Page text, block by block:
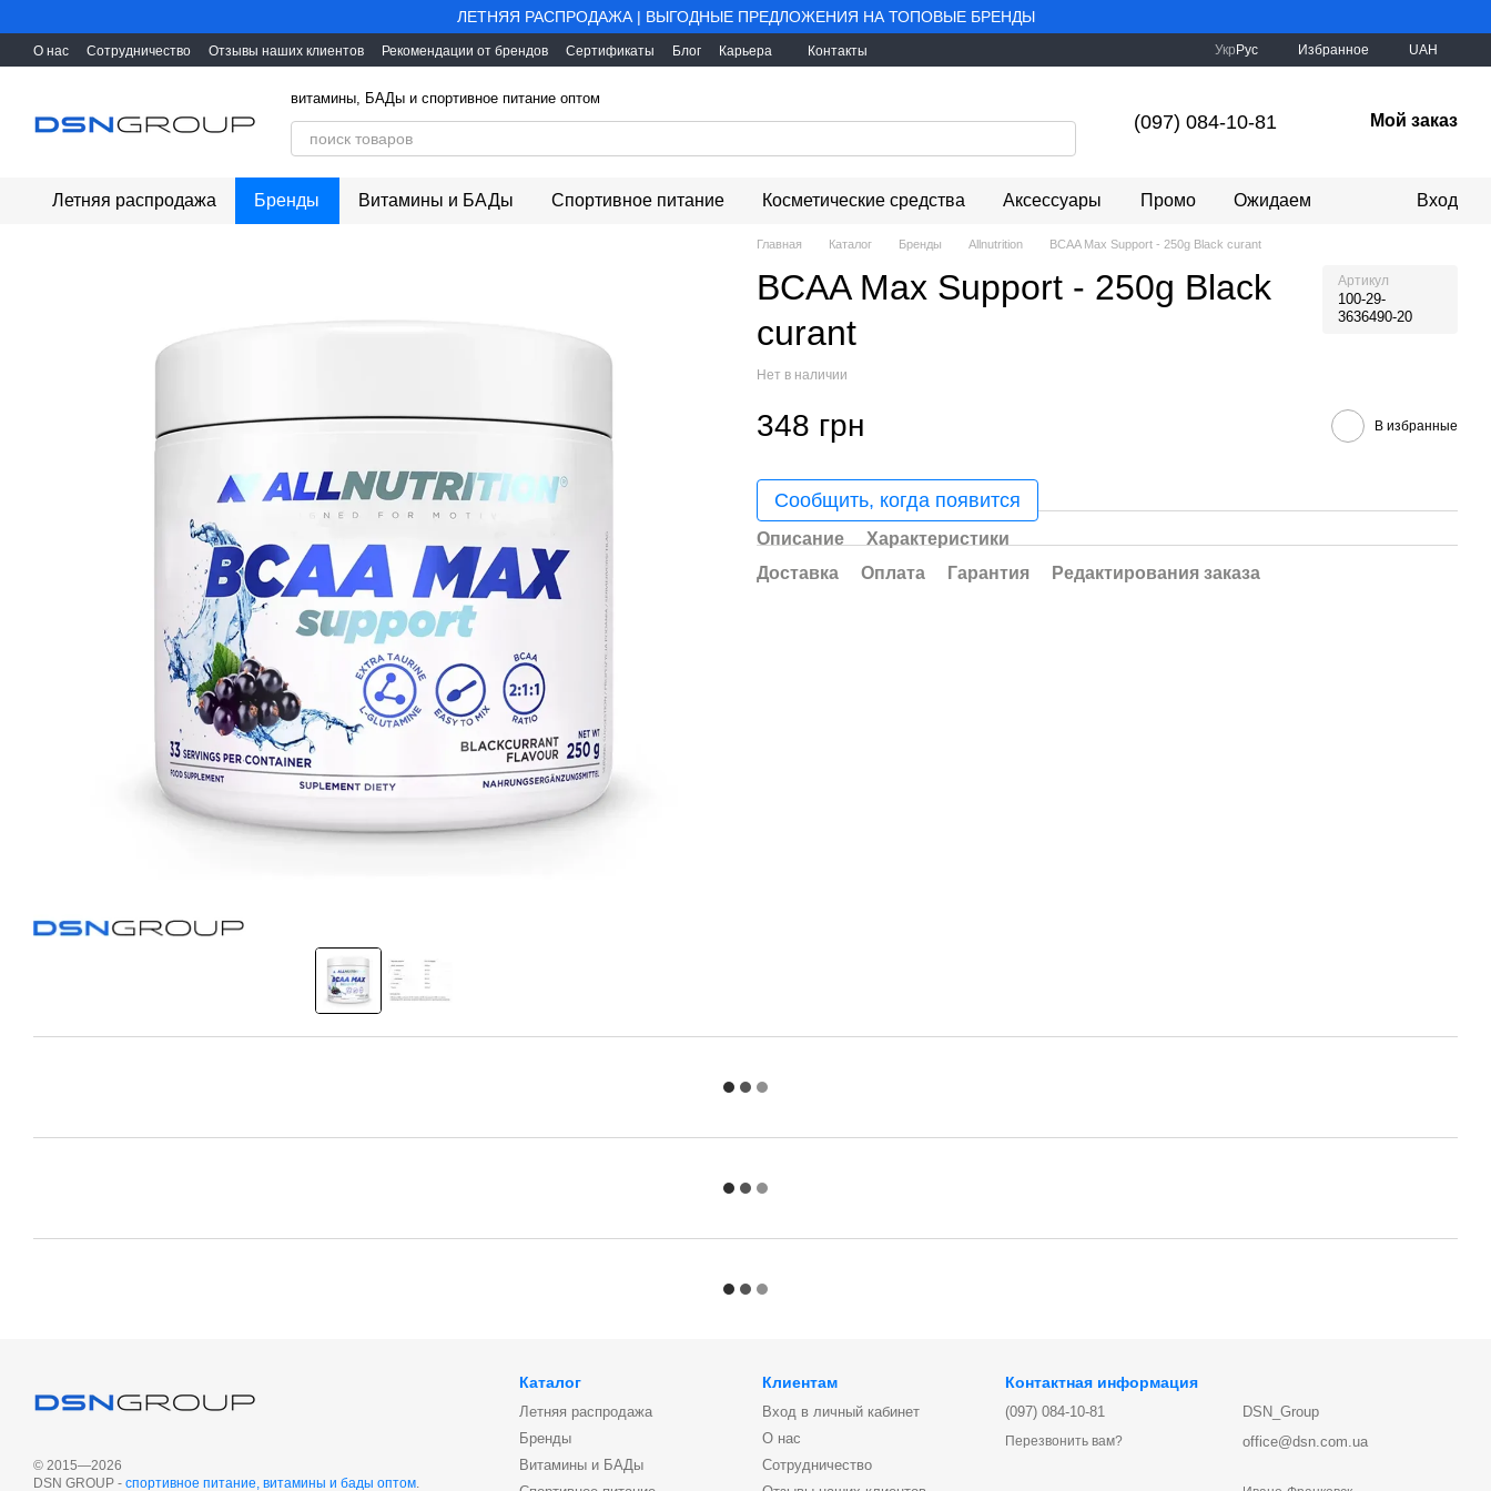
ЛЕТНЯЯ РАСПРОДАЖА | ВЫГОДНЫЕ ПРЕДЛОЖЕНИЯ НА ТОПОВЫЕ БРЕНДЫ
О нас Сотрудничество Отзывы наших клиентов Рекомендации от брендов Сертификаты Блог Карьера Контакты Укр Рус Избранное UAH
витамины, БАДы и спортивное питание оптом
(097) 084-10-81 Мой заказ
Летняя распродажа Бренды Витамины и БАДы Спортивное питание Косметические средства Аксессуары Промо Ожидаем Вход
Главная Каталог Бренды Allnutrition BCAA Max Support - 250g Black curant
BCAA Max Support - 250g Black
curant
Артикул
100-29-
3636490-20
Нет в наличии
348 грн В избранные
Сообщить, когда появится
Описание
Характеристики
Доставка
Оплата Гарантия Редактирования заказа
© 2015—2026
DSN GROUP - спортивное питание, витамины и бады оптом.
Каталог
Летняя распродажа
Бренды
Витамины и БАДы
Клиентам
Вход в личный кабинет
О нас
Сотрудничество
Контактная информация
(097) 084-10-81
Перезвонить вам?
DSN_Group
office@dsn.com.ua